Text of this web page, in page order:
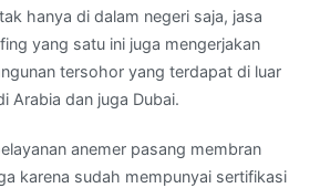
hanya di dalam negeri saja, jasa
yang satu ini juga mengerjakan
tersohor yang terdapat di luar
Arabia dan juga Dubai.
anemer pasang membran
karena sudah mempunyai sertifikasi